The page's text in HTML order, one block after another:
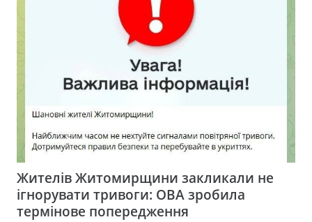
Жителів Житомирщини закликали не
ігнорувати тривоги: ОВА зробила
термінове попередження